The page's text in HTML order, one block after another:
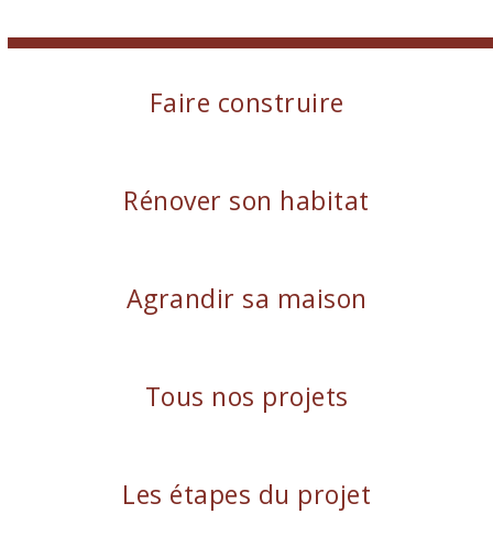
Faire construire
Rénover son habitat
Agrandir sa maison
Tous nos projets
Les étapes du projet